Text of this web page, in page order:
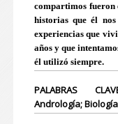
compartimos fueron
historias que él
experiencias que
años y que
él utilizó siempre.
PALABRAS
Andrología;